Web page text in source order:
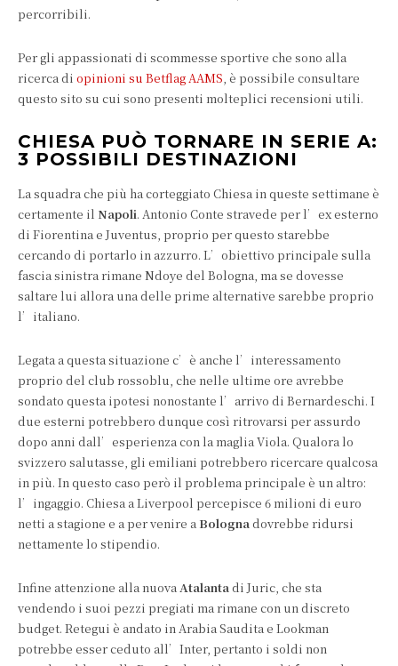
percorribili.
Per gli appassionati di scommesse sportive che sono alla
ricerca di opinioni su Betflag AAMS, è possibile consultare
questo sito su cui sono presenti molteplici recensioni utili.
CHIESA PUÒ TORNARE IN SERIE A:
3 POSSIBILI DESTINAZIONI
La squadra che più ha corteggiato Chiesa in queste settimane è
certamente il Napoli. Antonio Conte stravede per l’ex esterno
di Fiorentina e Juventus, proprio per questo starebbe
cercando di portarlo in azzurro. L’obiettivo principale sulla
fascia sinistra rimane Ndoye del Bologna, ma se dovesse
saltare lui allora una delle prime alternative sarebbe proprio
l’italiano.
Legata a questa situazione c’è anche l’interessamento
proprio del club rossoblu, che nelle ultime ore avrebbe
sondato questa ipotesi nonostante l’arrivo di Bernardeschi. I
due esterni potrebbero dunque così ritrovarsi per assurdo
dopo anni dall’esperienza con la maglia Viola. Qualora lo
svizzero salutasse, gli emiliani potrebbero ricercare qualcosa
in più. In questo caso però il problema principale è un altro:
l’ingaggio. Chiesa a Liverpool percepisce 6 milioni di euro
netti a stagione e a per venire a Bolognadovrebbe ridursi
nettamente lo stipendio.
Infine attenzione alla nuovaAtalantadi Juric, che sta
vendendo i suoi pezzi pregiati ma rimane con un discreto
budget. Retegui è andato in Arabia Saudita e Lookman
potrebbe esser ceduto all’Inter, pertanto i soldi non